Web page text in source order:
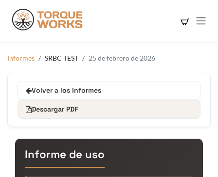
Informes SRBC TEST 25 de febrero de 2026
Volver a los informes
Descargar PDF
Informe de uso